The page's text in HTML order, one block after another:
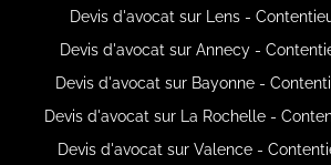
Devis d'avocat sur Lens -
Devis d'avocat sur Annecy -
Devis d'avocat sur Bayonne -
Devis d'avocat sur La Rochelle -
Devis d'avocat sur Valence -